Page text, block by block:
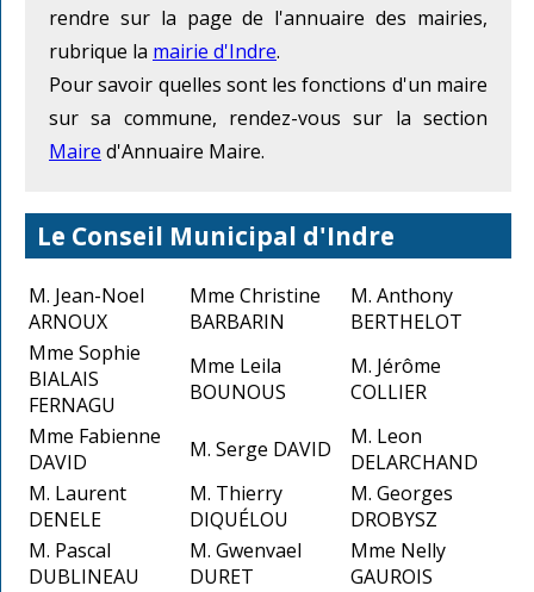
rendre sur la page de l'annuaire des mairies,
rubrique la mairie d'Indre.
Pour savoir quelles sont les fonctions d'un maire
sur sa commune, rendez-vous sur la section
Maire d'Annuaire Maire.
Le Conseil Municipal d'Indre
M. Jean-Noel
ARNOUX
Mme Christine
BARBARIN
M. Anthony
BERTHELOT
Mme Sophie
BIALAIS
FERNAGU
Mme Leila
BOUNOUS
M. Jérôme
COLLIER
Mme Fabienne
DAVID
M. Serge DAVID
M. Leon
DELARCHAND
M. Laurent
DENELE
M. Thierry
DIQUÉLOU
M. Georges
DROBYSZ
M. Pascal
DUBLINEAU
M. Gwenvael
DURET
Mme Nelly
GAUROIS